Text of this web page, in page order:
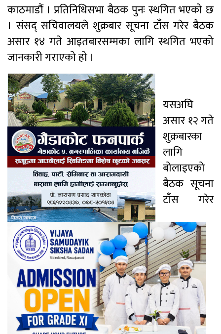
काठमाडौं । प्रतिनिधिसभा बैठक पुनः स्थगित भएको छ
। संसद् सचिवालयले शुक्रबार सूचना टाँस गरेर बैठक
असार १४ गते आइतबारसम्मका लागि स्थगित भएको
जानकारी गराएको हो ।
यसअघि
असार १२ गते
शुक्रबारका
लागि
बोलाइएको
बैठक सूचना
टाँस गरेर